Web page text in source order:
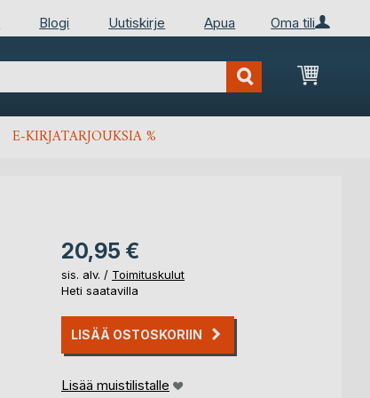
Oma tili
Blogi Uutiskirje Apua
E-KIRJATARJOUKSIA %
20,95 €
sis. alv. / Toimituskulut
Heti saatavilla
LISÄÄ OSTOSKORIIN
Lisää muistilistalle